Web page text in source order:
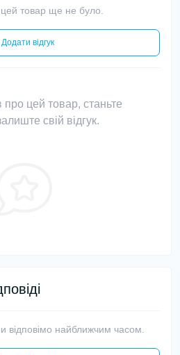
цей товар ще не було.
відгук
про цей товар, станьте
свій відгук.
відповімо найближчим часом.